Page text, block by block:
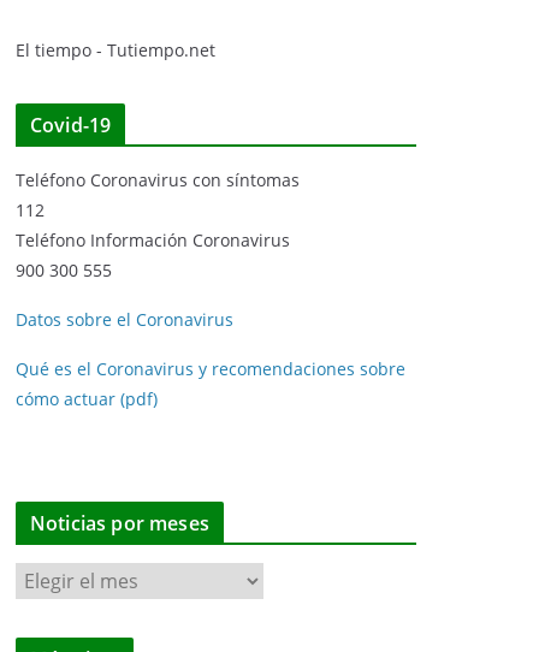
El tiempo - Tutiempo.net
Covid-19
Teléfono Coronavirus con síntomas
112
Teléfono Información Coronavirus
900 300 555
Datos sobre el Coronavirus
Qué es el Coronavirus y recomendaciones sobre
cómo actuar (pdf)
Noticias por meses
N
o
t